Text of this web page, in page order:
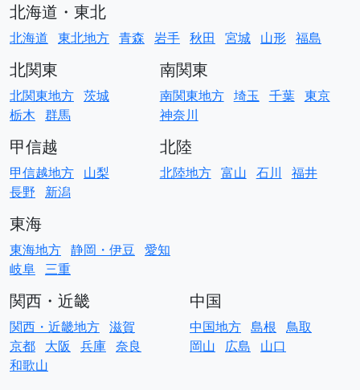
北海道・東北
北海道 東北地方 青森 岩手 秋田 宮城 山形 福島
北関東
北関東地方 茨城
栃木 群馬
南関東
南関東地方 埼玉 千葉 東京
神奈川
甲信越
甲信越地方 山梨
長野
新潟
北陸
北陸地方 富山 石川 福井
東海
東海地方 静岡・伊豆 愛知
岐阜 三重
関西・近畿
関西・近畿地方 滋賀
京都 大阪 兵庫 奈良
和歌山
中国
中国地方 島根 鳥取
岡山
広島 山口